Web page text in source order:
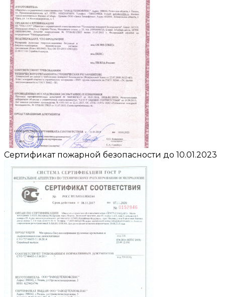
Сертификат пожарной безопасности до 10.01.2023